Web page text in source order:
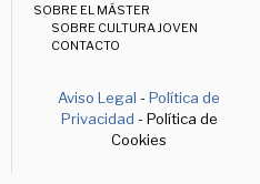
SOBRE EL MÁSTER
SOBRE CULTURA JOVEN
CONTACTO
Aviso Legal -Política de
Privacidad - Política de
Cookies